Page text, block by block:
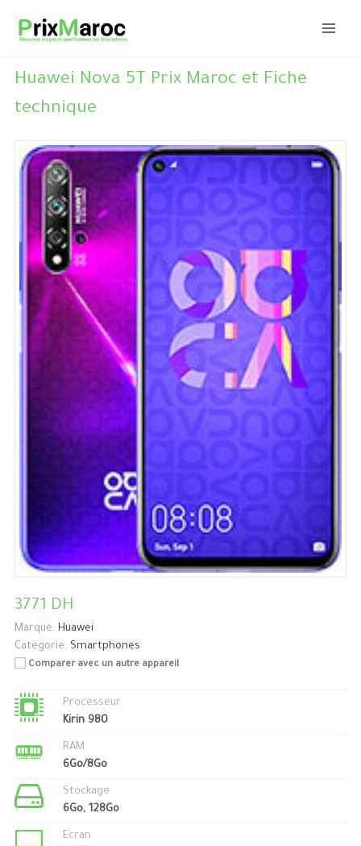
Huawei Nova 5T Prix Maroc et Fiche
technique
3771 DH
Marque: Huawei
Catégorie: Smartphones
Comparer avec un autre appareil
Processeur
Kirin 980
RAM
6Go/8Go
Stockage
6Go, 128Go
Ecran